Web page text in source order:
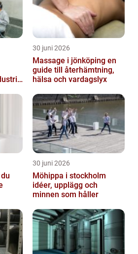
30 juni 2026
Massage i jönköping en
guide till återhämtning,
hälsa och vardagslyx
30 juni 2026
Möhippa i stockholm
idéer, upplägg och
minnen som håller